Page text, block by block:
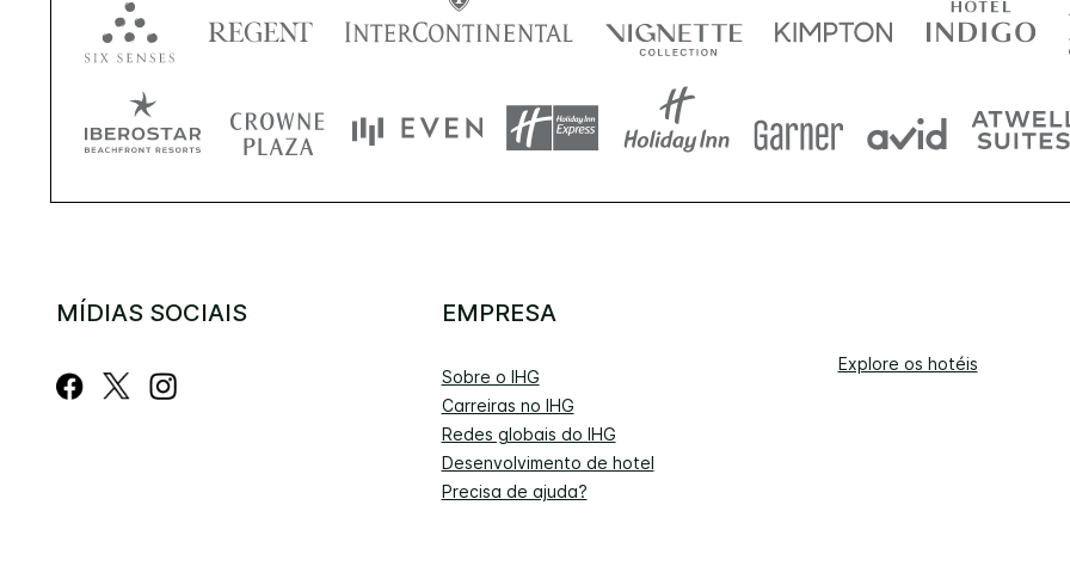
MÍDIAS SOCIAIS EMPRESA
Sobre o IHG
Carreiras no IHG
Redes globais do IHG
Desenvolvimento de hotel
Precisa de ajuda?
Explore os hotéis